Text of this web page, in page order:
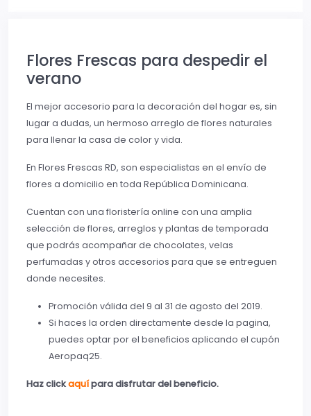
Flores Frescas para despedir el
verano
El mejor accesorio para la decoración del hogar es, sin
lugar a dudas, un hermoso arreglo de flores naturales
para llenar la casa de color y vida.
En Flores Frescas RD, son especialistas en el envío de
flores a domicilio en toda República Dominicana.
Cuentan con una floristería online con una amplia
selección de flores, arreglos y plantas de temporada
que podrás acompañar de chocolates, velas
perfumadas y otros accesorios para que se entreguen
donde necesites.
Promoción válida del 9 al 31 de agosto del 2019.
Si haces la orden directamente desde la pagina,
puedes optar por el beneficios aplicando el cupón
Aeropaq25.
Haz clickaquípara disfrutar del beneficio.